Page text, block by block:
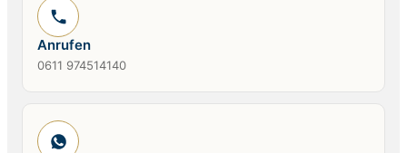
Anrufen
0611 974514140